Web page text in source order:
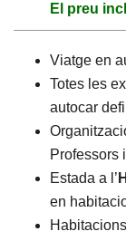
El preu
Viatge en
Totes les
autocar
Professors
Estada a l’
en